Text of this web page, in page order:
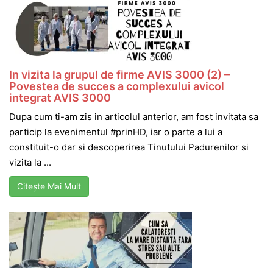
In vizita la grupul de firme AVIS 3000 (2) –
Povestea de succes a complexului avicol
integrat AVIS 3000
Dupa cum ti-am zis in articolul anterior, am fost invitata sa
particip la evenimentul #prinHD, iar o parte a lui a
constituit-o dar si descoperirea Tinutului Padurenilor si
vizita la ...
Citește Mai Mult